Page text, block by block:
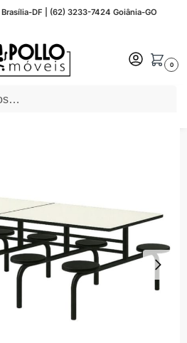
DF | (62) 3233-7424 Goiânia-GO
0
/ Fixo